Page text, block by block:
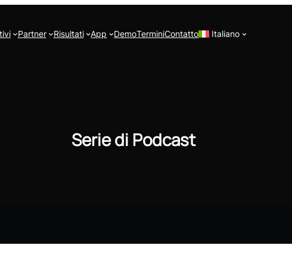
Partner Risultati App DemoTerminiContatto Italiano
Serie di Podcast